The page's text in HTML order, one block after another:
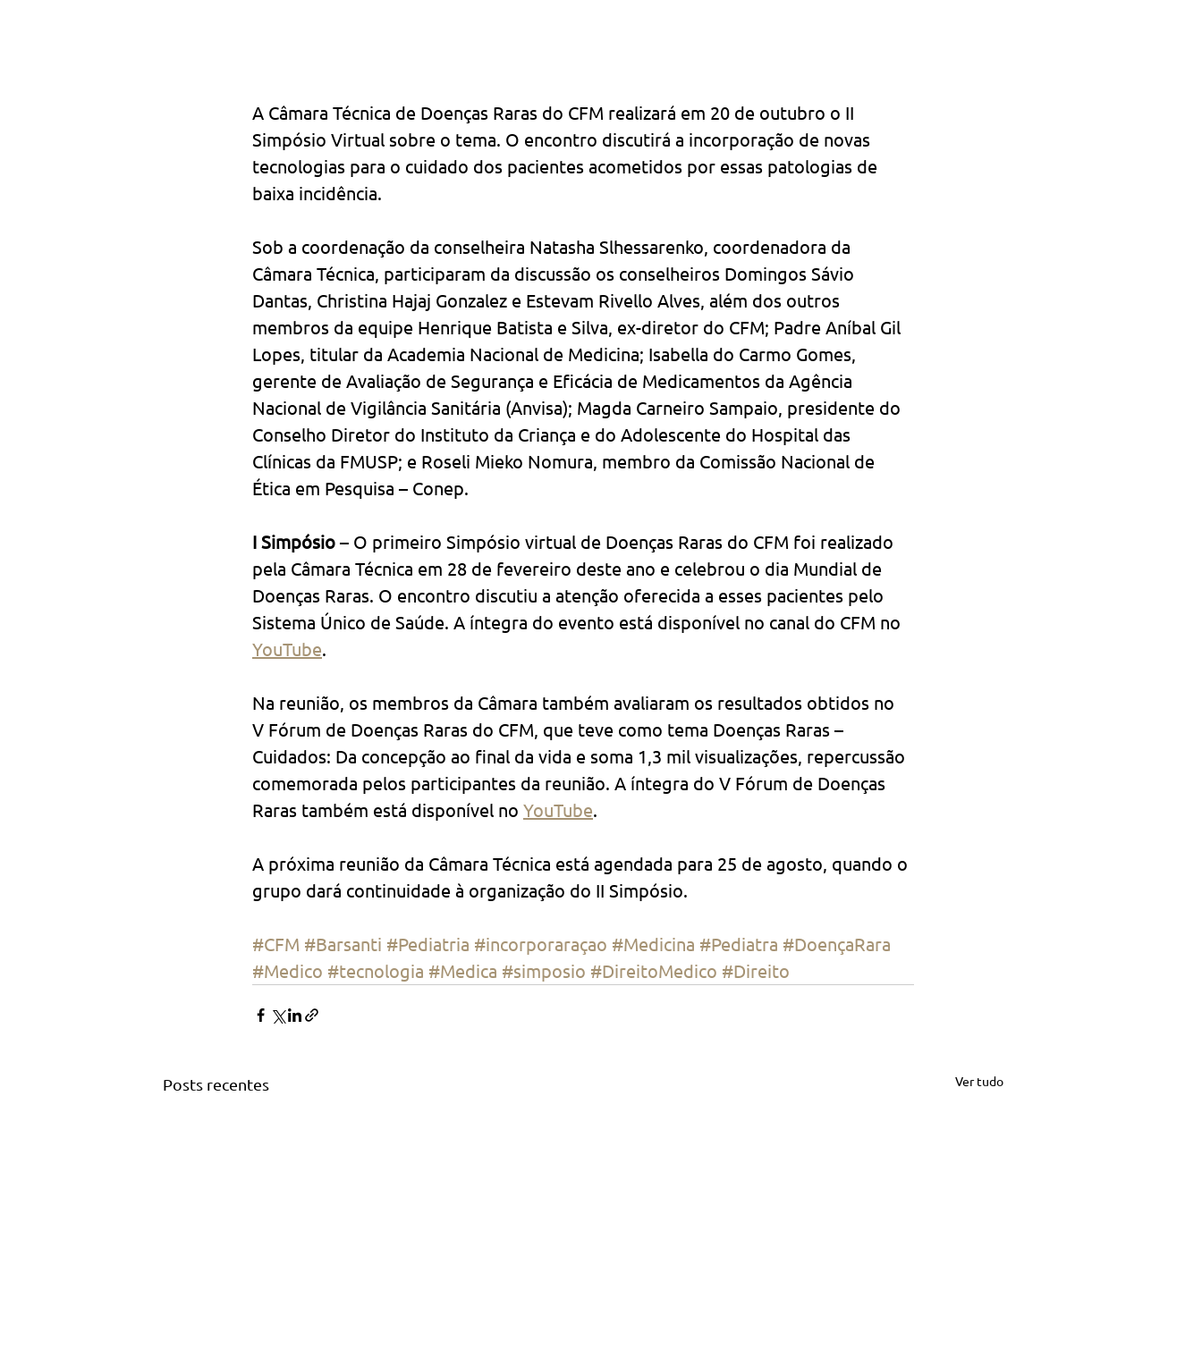
A Câmara Técnica de Doenças Raras do CFM realizará em 20 de outubro o II
Simpósio Virtual sobre o tema. O encontro discutirá a incorporação de novas
tecnologias para o cuidado dos pacientes acometidos por essas patologias de
baixa incidência.
Sob a coordenação da conselheira Natasha Slhessarenko, coordenadora da
Câmara Técnica, participaram da discussão os conselheiros Domingos Sávio
Dantas, Christina Hajaj Gonzalez e Estevam Rivello Alves, além dos outros
membros da equipe Henrique Batista e Silva, ex-diretor do CFM; Padre Aníbal Gil
Lopes, titular da Academia Nacional de Medicina; Isabella do Carmo Gomes,
gerente de Avaliação de Segurança e Eficácia de Medicamentos da Agência
Nacional de Vigilância Sanitária (Anvisa); Magda Carneiro Sampaio, presidente do
Conselho Diretor do Instituto da Criança e do Adolescente do Hospital das
Clínicas da FMUSP; e Roseli Mieko Nomura, membro da Comissão Nacional de
Ética em Pesquisa – Conep.
I Simpósio – O primeiro Simpósio virtual de Doenças Raras do CFM foi realizado
pela Câmara Técnica em 28 de fevereiro deste ano e celebrou o dia Mundial de
Doenças Raras. O encontro discutiu a atenção oferecida a esses pacientes pelo
Sistema Único de Saúde. A íntegra do evento está disponível no canal do CFM no
YouTube.
Na reunião, os membros da Câmara também avaliaram os resultados obtidos no
V Fórum de Doenças Raras do CFM, que teve como tema Doenças Raras –
Cuidados: Da concepção ao final da vida e soma 1,3 mil visualizações, repercussão
comemorada pelos participantes da reunião. A íntegra do V Fórum de Doenças
Raras também está disponível no YouTube.
A próxima reunião da Câmara Técnica está agendada para 25 de agosto, quando o
grupo dará continuidade à organização do II Simpósio.
#CFM #Barsanti #Pediatria #incorporaraçao #Medicina #Pediatra #DoençaRara
#Medico #tecnologia #Medica #simposio #DireitoMedico #Direito
Posts recentes Ver tudo